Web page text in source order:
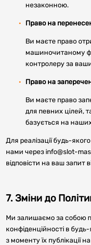
незаконною.
Право на
Ви маєте право
машиночитаному
контролеру за
Право на
Ви маєте право
для певних цілей,
базується на
Для реалізації будь-
нами через info@slot-
відповісти на ваш запит
7. Зміни до
Ми залишаємо за собою
конфіденційності в
з моменту їх публікації